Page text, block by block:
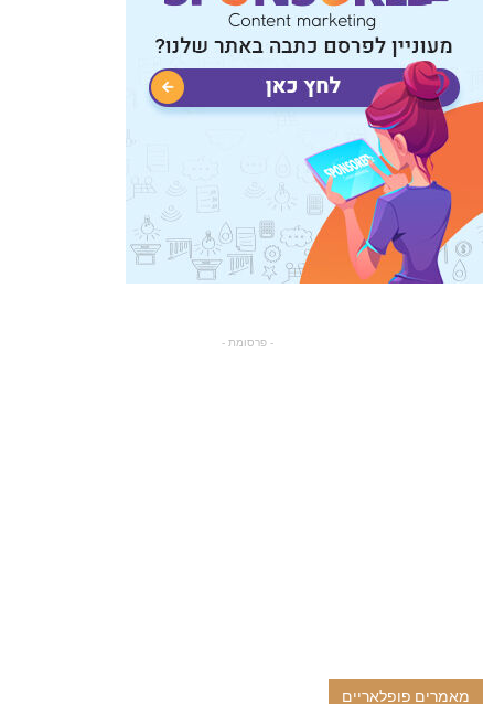
- פרסומת -
מאמרים פופלאריים